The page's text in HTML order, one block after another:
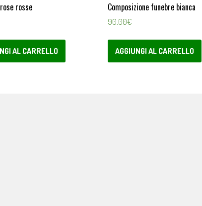
rosse
AL CARRELLO
Composizione funebre bianca
90,00€
AGGIUNGI AL CARRELLO